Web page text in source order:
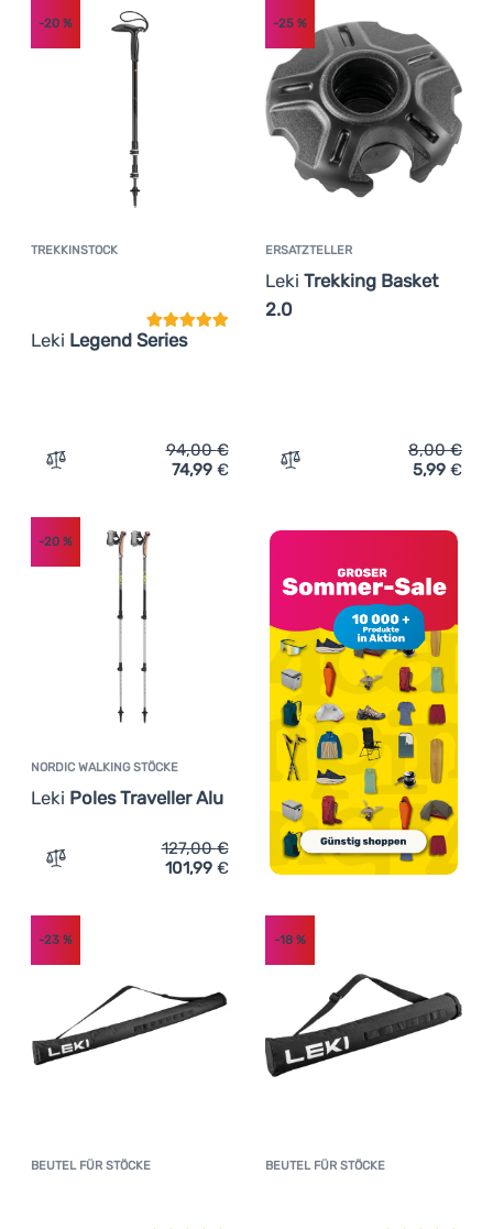
Anmelden /
Registrieren
TREKKINSTOCK
Leki Legend Series
Kundenbewertung
-20 %
Zum Vergleich 'Trekkinstock Leki Legend Series'
94,00€
74,99 €
ERSATZTELLER
Leki Trekking Basket
2.0
-25%
Zum Vergleich
8,00€
5,99 €
NORDIC WALKING STÖCKE
Leki Poles Traveller Alu
-20 %
Zum Vergleich 'Nordic Walking Stöcke Leki Poles
127,00€
101,99 €
BEUTEL FÜR STÖCKEKundenbewertung
-23 %
BEUTEL FÜR STÖCKE
-18%